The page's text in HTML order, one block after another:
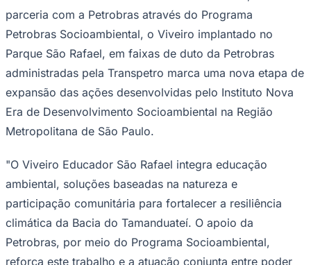
parceria com a Petrobras através do Programa
Petrobras Socioambiental, o Viveiro implantado no
Parque São Rafael, em faixas de duto da Petrobras
administradas pela Transpetro marca uma nova etapa de
expansão das ações desenvolvidas pelo Instituto Nova
Era de Desenvolvimento Socioambiental na Região
Metropolitana de São Paulo.
"O Viveiro Educador São Rafael integra educação
ambiental, soluções baseadas na natureza e
participação comunitária para fortalecer a resiliência
climática da Bacia do Tamanduateí. O apoio da
Petrobras, por meio do Programa Socioambiental,
reforça este trabalho e a atuação conjunta entre poder